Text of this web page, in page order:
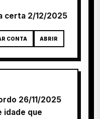
certa 2/12/2025
CONTA ABRIR
26/11/2025
idade que